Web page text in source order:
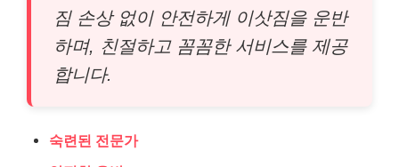
짐 손상 없이 안전하게 이삿짐을 운반
하며, 친절하고 꼼꼼한 서비스를 제공
합니다.
숙련된 전문가